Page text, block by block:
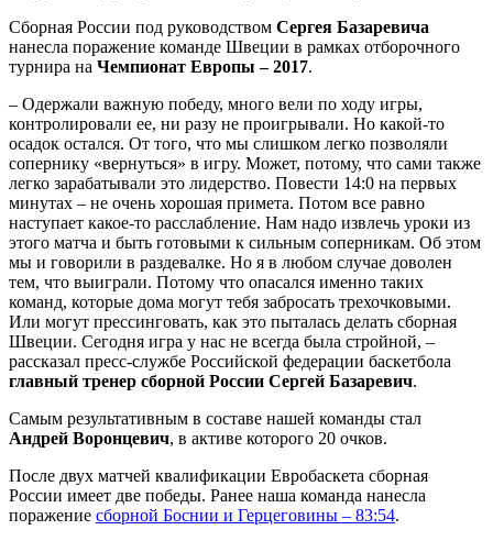
Сборная России под руководством Сергея Базаревича
нанесла поражение команде Швеции в рамках отборочного
турнира на Чемпионат Европы – 2017.
– Одержали важную победу, много вели по ходу игры,
контролировали ее, ни разу не проигрывали. Но какой-то
осадок остался. От того, что мы слишком легко позволяли
сопернику «вернуться» в игру. Может, потому, что сами также
легко зарабатывали это лидерство. Повести 14:0 на первых
минутах – не очень хорошая примета. Потом все равно
наступает какое-то расслабление. Нам надо извлечь уроки из
этого матча и быть готовыми к сильным соперникам. Об этом
мы и говорили в раздевалке. Но я в любом случае доволен
тем, что выиграли. Потому что опасался именно таких
команд, которые дома могут тебя забросать трехочковыми.
Или могут прессинговать, как это пыталась делать сборная
Швеции. Сегодня игра у нас не всегда была стройной, –
рассказал пресс-службе Российской федерации баскетбола
главный тренер сборной России Сергей Базаревич.
Самым результативным в составе нашей команды стал
Андрей Воронцевич, в активе которого 20 очков.
После двух матчей квалификации Евробаскета сборная
России имеет две победы. Ранее наша команда нанесла
поражение сборной Боснии и Герцеговины – 83:54.